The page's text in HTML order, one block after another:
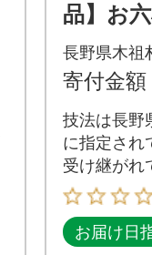
品】お
(峰丸・
m×約
長野県木祖
寄付金額
技法は長野
に指定され
受け継がれ
感じられま
お届け日